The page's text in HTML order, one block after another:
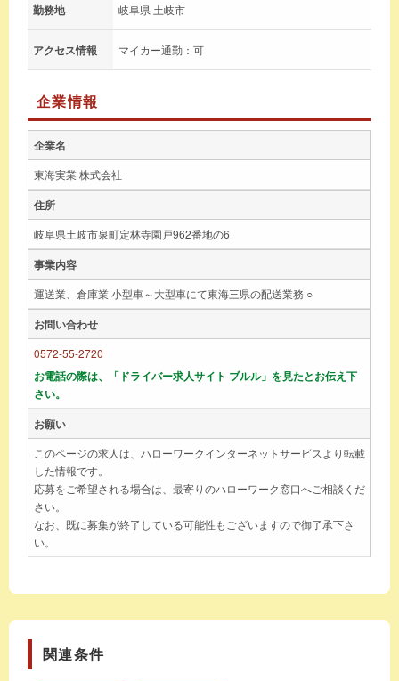
勤務地 岐阜県 土岐市
アクセス情報 マイカー通勤：可
企業情報
企業名
東海実業 株式会社
住所
岐阜県土岐市泉町定林寺園戸962番地の6
事業内容
運送業、倉庫業 小型車～大型車にて東海三県の配送業務 ○
お問い合わせ
0572-55-2720
お電話の際は、「ドライバー求人サイト ブルル」を見たとお伝え下
さい。
お願い
このページの求人は、ハローワークインターネットサービスより転載
した情報です。
応募をご希望される場合は、最寄りのハローワーク窓口へご相談くだ
さい。
なお、既に募集が終了している可能性もございますので御了承下さ
い。
関連条件